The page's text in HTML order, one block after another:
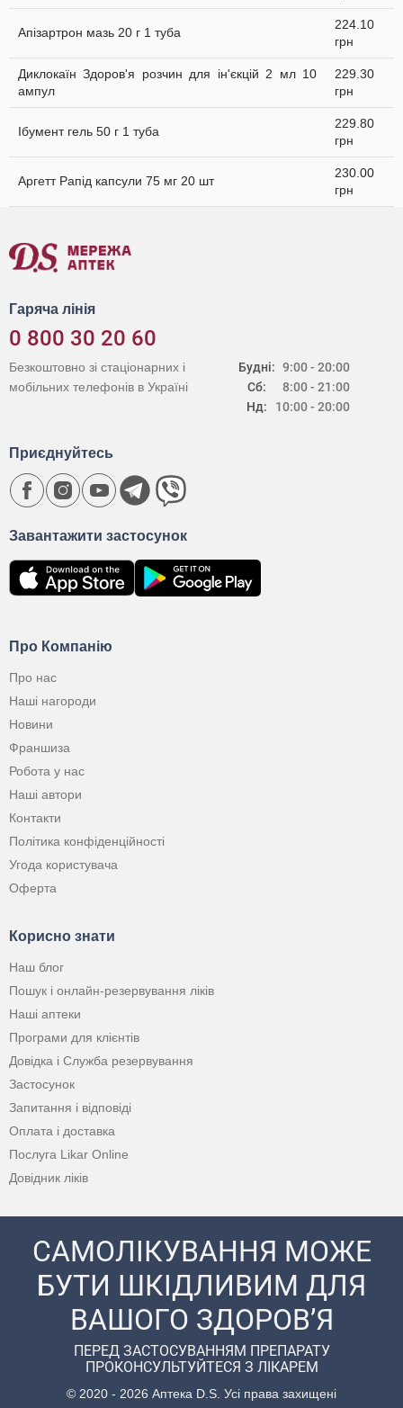
Апізартрон мазь 20 г 1 туба
224.10
грн
Диклокаїн Здоров'я розчин для ін'єкцій 2 мл 10
ампул
229.30
грн
Ібумент гель 50 г 1 туба
229.80
грн
Аргетт Рапід капсули 75 мг 20 шт
230.00
грн
Гаряча лінія
0 800 30 20 60
Будні:
Сб:
Нд:
9:00 - 20:00
8:00 - 21:00
10:00 - 20:00
Безкоштовно зі стаціонарних і
мобільних телефонів в Україні
Про Компанію
Про нас
Наші нагороди
Новини
Франшиза
Робота у нас
Наші автори
Контакти
Політика конфіденційності
Угода користувача
Оферта
Корисно знати
Наш блог
Пошук і онлайн-резервування ліків
Наші аптеки
Програми для клієнтів
Довідка і Служба резервування
Застосунок
Запитання і відповіді
Оплата і доставка
Послуга Likar Online
Довідник ліків
Завантажити застосунок
Приєднуйтесь
САМОЛІКУВАННЯ МОЖЕ
БУТИ ШКІДЛИВИМ ДЛЯ
ВАШОГО ЗДОРОВ’Я
ПЕРЕД ЗАСТОСУВАННЯМ ПРЕПАРАТУ
ПРОКОНСУЛЬТУЙТЕСЯ З ЛІКАРЕМ
© 2020 - 2026 Аптека D.S. Усі права захищені